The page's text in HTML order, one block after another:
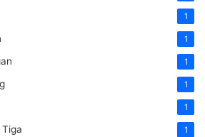
1
1
1
1
1
1